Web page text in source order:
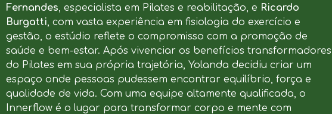
Fernandes, especialista em Pilates e reabilitação, e Ricardo
Burgatti, com vasta experiência em fisiologia do exercício e
gestão, o estúdio reflete o compromisso com a promoção de
saúde e bem-estar. Após vivenciar os benefícios transformadores
do Pilates em sua própria trajetória, Yolanda decidiu criar um
espaço onde pessoas pudessem encontrar equilíbrio, força e
qualidade de vida. Com uma equipe altamente qualificada, o
Innerflow é o lugar para transformar corpo e mente com